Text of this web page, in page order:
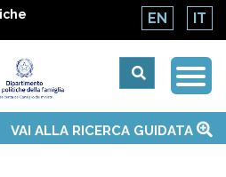
EN IT
VAI ALLA RICERCA GUIDATA